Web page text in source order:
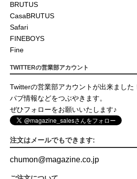
BRUTUS
CasaBRUTUS
Safari
FINEBOYS
Fine
TWITTERの営業部アカウント
Twitterの営業部アカウントが出来ました
パブ情報などをつぶやきます。
ぜひフォローをお願いいたします♪
注文はメールでもできます:
chumon@magazine.co.jp